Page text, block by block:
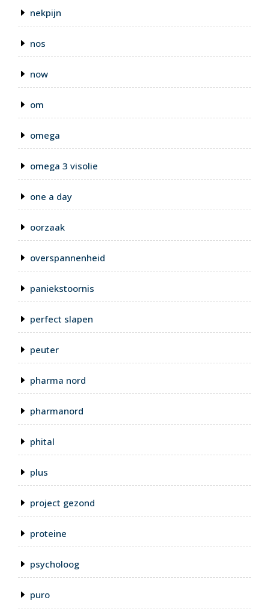
nekpijn
nos
now
om
omega
omega 3 visolie
one a day
oorzaak
overspannenheid
paniekstoornis
perfect slapen
peuter
pharma nord
pharmanord
phital
plus
project gezond
proteine
psycholoog
puro